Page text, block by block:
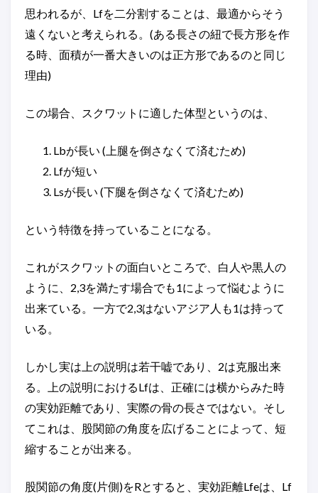
思われるが、Lfを二分割することは、最適からそう
遠くないと考えられる。(ある長さの紐で長方形を作
る時、面積が一番大きいのは正方形であるのと同じ
理由)
この場合、スクワットに適した体型というのは、
Lbが長い (上腿を倒さなくて済むため)
Lfが短い
Lsが長い (下腿を倒さなくて済むため)
という特徴を持っていることになる。
これがスクワットの面白いところで、白人や黒人の
ように、2,3を満たす場合でも1によって悩むように
出来ている。一方で2,3はないアジア人も1は持って
いる。
しかし実は上の説明は若干嘘であり、2は克服出来
る。上の説明におけるLfは、正確には横からみた時
の実効距離であり、実際の骨の長さではない。そし
てこれは、股関節の角度を広げることによって、短
縮することが出来る。
股関節の角度(片側)をRとすると、実効距離Lfeは、Lf